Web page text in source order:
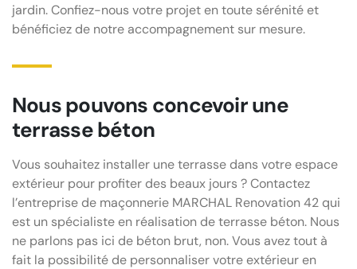
jardin. Confiez-nous votre projet en toute sérénité et
bénéficiez de notre accompagnement sur mesure.
Nous pouvons concevoir une
terrasse béton
Vous souhaitez installer une terrasse dans votre espace
extérieur pour profiter des beaux jours ? Contactez
l’entreprise de maçonnerie MARCHAL Renovation 42 qui
est un spécialiste en réalisation de terrasse béton. Nous
ne parlons pas ici de béton brut, non. Vous avez tout à
fait la possibilité de personnaliser votre extérieur en